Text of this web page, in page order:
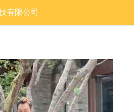
有限公司